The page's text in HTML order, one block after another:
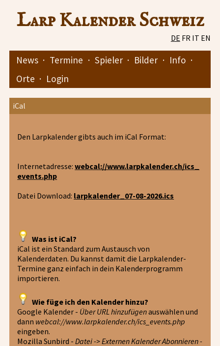
Larp Kalender Schweiz
DE FR IT EN
News · Termine · Spieler · Bilder · Info ·
Orte · Login
iCal
Den Larpkalender gibts auch im iCal Format:
Internetadresse:webcal://www.larpkalender.ch/ics_
events.php
Datei Download: larpkalender_07-08-2026.ics
Was ist iCal?
iCal ist ein Standard zum Austausch von
Kalenderdaten. Du kannst damit die Larpkalender-
Termine ganz einfach in dein Kalenderprogramm
importieren.
Wie füge ich den Kalender hinzu?
Google Kalender - Über URL hinzufügenauswählen und
dann webcal://www.larpkalender.ch/ics_events.php
eingeben.
Mozilla Sunbird -Datei -> Externen Kalender Abonnieren -